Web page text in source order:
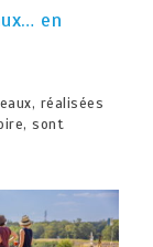
en
réalisées
sont